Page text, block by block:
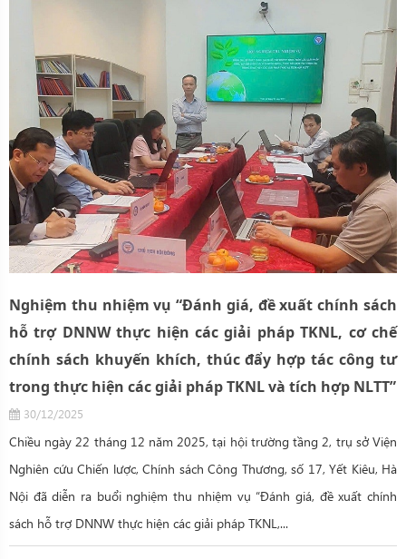
Nghiệm thu nhiệm vụ “Đánh giá, đề xuất chính sách
hỗ trợ DNNW thực hiện các giải pháp TKNL, cơ chế
chính sách khuyến khích, thúc đẩy hợp tác công tư
trong thực hiện các giải pháp TKNL và tích hợp NLTT”
30/12/2025
Chiều ngày 22 tháng 12 năm 2025, tại hội trường tầng 2, trụ sở Viện
Nghiên cứu Chiến lược, Chính sách Công Thương, số 17, Yết Kiêu, Hà
Nội đã diễn ra buổi nghiệm thu nhiệm vụ “Đánh giá, đề xuất chính
sách hỗ trợ DNNW thực hiện các giải pháp TKNL,...